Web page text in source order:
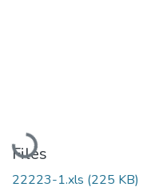
Loading...
Files
22223-1.xls (225 KB)